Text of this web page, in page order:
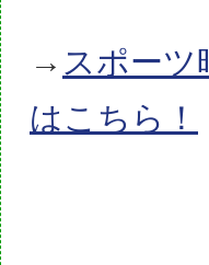
→ スポーツ
はこちら！